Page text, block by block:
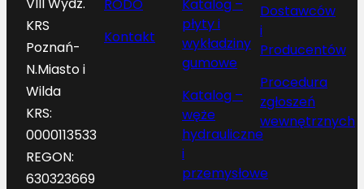
KRS
Poznań-
N.Miasto i
Wilda
KRS:
0000113533
REGON:
630323669
RODO
Kontakt
Katalog –
płyty i
wykładziny
gumowe
Katalog –
węże
hydrauliczne
i
przemysłowe
Dostawców
i
Producentów
Procedura
zgłoszeń
wewnętrznych